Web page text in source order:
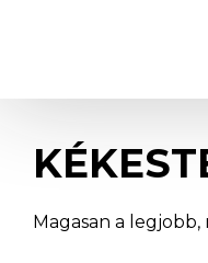
Magasan a